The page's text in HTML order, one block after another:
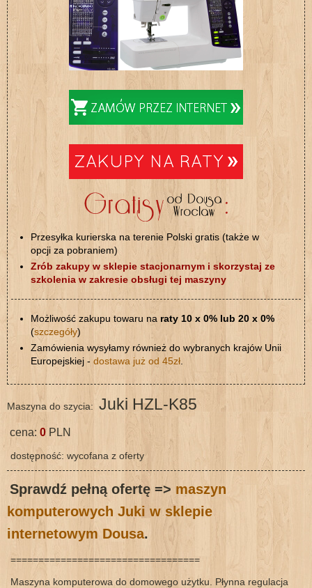
Przesyłka kurierska na terenie Polski gratis (także w
opcji za pobraniem)
Zrób zakupy w sklepie stacjonarnym i skorzystaj ze
szkolenia w zakresie obsługi tej maszyny
Możliwość zakupu towaru na raty 10 x 0% lub 20 x 0%
(szczegóły)
Zamówienia wysyłamy również do wybranych krajów Unii
Europejskiej - dostawa już od 45zł
Maszyna do szycia: Juki HZL-K85
cena: 0PLN
dostępność: wycofana z oferty
Sprawdź pełną ofertę => maszyn
komputerowych Juki w sklepie
internetowym Dousa.
==================================
Maszyna komputerowa do domowego użytku. Płynna regulacja